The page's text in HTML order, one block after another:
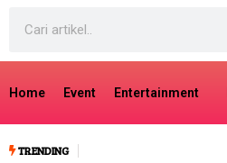
Home Event Entertainment
TRENDING